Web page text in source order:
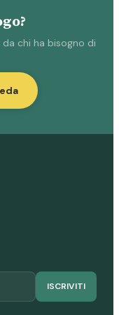
chi ha bisogno di
ISCRIVITI